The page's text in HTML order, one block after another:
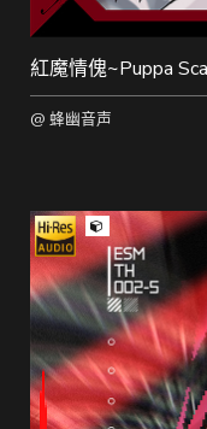
紅魔情傀~Puppa
@ 蜂幽音声